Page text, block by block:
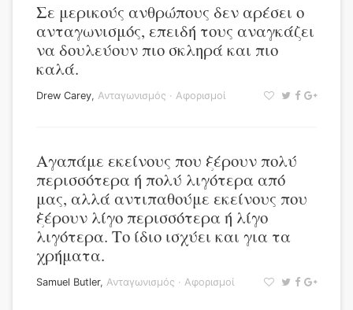
Σε μερικούς ανθρώπους δεν αρέσει ο
ανταγωνισμός, επειδή τους αναγκάζει
να δουλεύουν πιο σκληρά και πιο
καλά.
Drew Carey, Ανταγωνισμός · Αφορισμοί
Αγαπάμε εκείνους που ξέρουν πολύ
περισσότερα ή πολύ λιγότερα από
μας, αλλά αντιπαθούμε εκείνους που
ξέρουν λίγο περισσότερα ή λίγο
λιγότερα. Το ίδιο ισχύει και για τα
χρήματα.
Samuel Butler, Ανταγωνισμός · Αφορισμοί